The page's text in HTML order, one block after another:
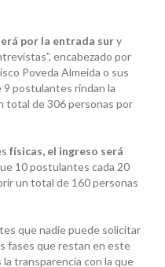
por la entrada sury
encabezado por
Poveda Almeida o sus
9 postulantes rindan la
total de 306 personas por
físicas, el ingreso será
10 postulantes cada 20
un total de 160 personas
que nadie puede solicitar
fases que restan en este
transparencia con la que